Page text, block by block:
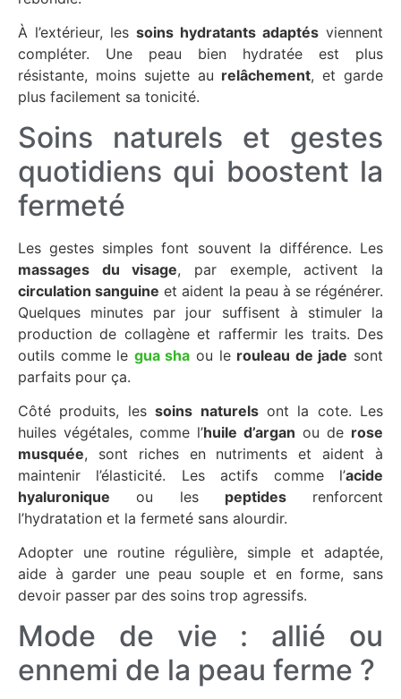
À l’extérieur, les soins hydratants adaptés viennent
compléter. Une peau bien hydratée est plus
résistante, moins sujette au relâchement, et garde
plus facilement sa tonicité.
Soins naturels et gestes
quotidiens qui boostent la
fermeté
Les gestes simples font souvent la différence. Les
massages du visage, par exemple, activent la
circulation sanguine et aident la peau à se régénérer.
Quelques minutes par jour suffisent à stimuler la
production de collagène et raffermir les traits. Des
outils comme le gua sha ou le rouleau de jade sont
parfaits pour ça.
Côté produits, lessoins naturelsont la cote. Les
huiles végétales, comme l’huile d’argan ou de rose
musquée, sont riches en nutriments et aident à
maintenir l’élasticité. Les actifs comme l’acide
hyaluronique ou les peptidesrenforcent
l’hydratation et la fermeté sans alourdir.
Adopter une routine régulière, simple et adaptée,
aide à garder une peau souple et en forme, sans
devoir passer par des soins trop agressifs.
Mode de vie : allié ou
ennemi de la peau ferme ?